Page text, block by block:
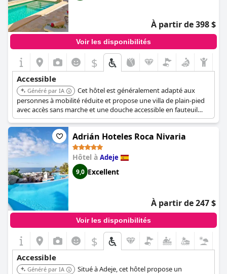
À partir de 398 $
Voir les disponibilités
$
Accessible
Généré par IA
Cet hôtel est généralement adapté aux
personnes à mobilité réduite et propose une villa de plain-pied
avec accès sans marche et une douche accessible en fauteuil
roulant.
Adrián Hoteles Roca Nivaria
Hôtel à Adeje
9,0 Excellent
À partir de 247 $
Voir les disponibilités
$
Accessible
Généré par IA
Situé à Adeje, cet hôtel propose un